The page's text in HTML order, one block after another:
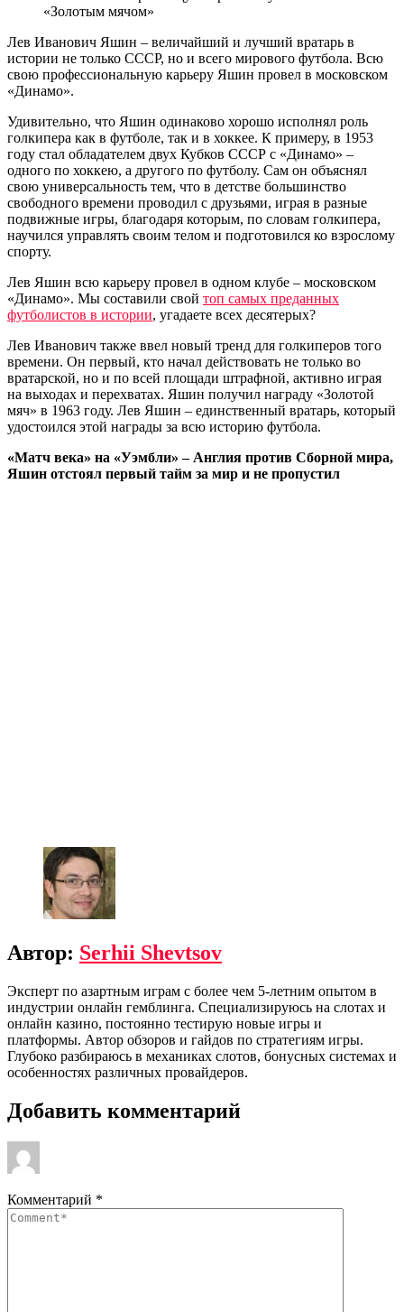
«Золотым мячом»
Лев Иванович Яшин – величайший и лучший вратарь в
истории не только СССР, но и всего мирового футбола. Всю
свою профессиональную карьеру Яшин провел в московском
«Динамо».
Удивительно, что Яшин одинаково хорошо исполнял роль
голкипера как в футболе, так и в хоккее. К примеру, в 1953
году стал обладателем двух Кубков СССР с «Динамо» –
одного по хоккею, а другого по футболу. Сам он объяснял
свою универсальность тем, что в детстве большинство
свободного времени проводил с друзьями, играя в разные
подвижные игры, благодаря которым, по словам голкипера,
научился управлять своим телом и подготовился ко взрослому
спорту.
Лев Яшин всю карьеру провел в одном клубе – московском
«Динамо». Мы составили свой топ самых преданных
футболистов в истории, угадаете всех десятерых?
Лев Иванович также ввел новый тренд для голкиперов того
времени. Он первый, кто начал действовать не только во
вратарской, но и по всей площади штрафной, активно играя
на выходах и перехватах. Яшин получил награду «Золотой
мяч» в 1963 году. Лев Яшин – единственный вратарь, который
удостоился этой награды за всю историю футбола.
«Матч века» на «Уэмбли» – Англия против Сборной мира,
Яшин отстоял первый тайм за мир и не пропустил
Автор: Serhii Shevtsov
Эксперт по азартным играм с более чем 5-летним опытом в
индустрии онлайн гемблинга. Специализируюсь на слотах и
онлайн казино, постоянно тестирую новые игры и
платформы. Автор обзоров и гайдов по стратегиям игры.
Глубоко разбираюсь в механиках слотов, бонусных системах и
особенностях различных провайдеров.
Добавить комментарий
Комментарий *